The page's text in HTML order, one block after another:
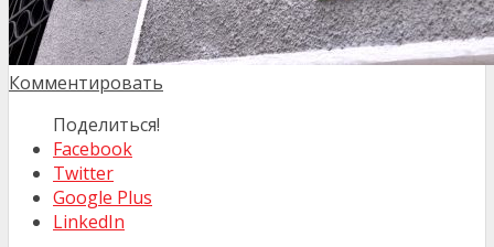
Комментировать
Поделиться!
Facebook
Twitter
Google Plus
LinkedIn